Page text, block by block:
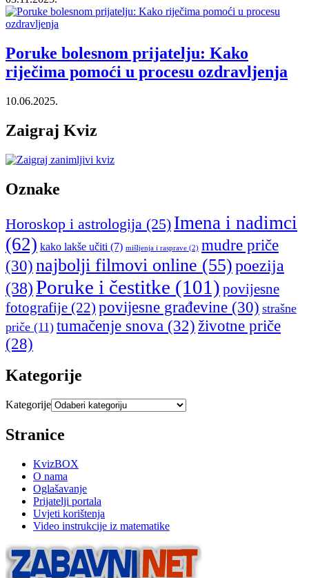
Poruke bolesnom prijatelju: Kako
riječima pomoći u procesu ozdravljenja
10.06.2025.
Zaigraj Kviz
Oznake
Horoskop i astrologija (25) Imena i nadimci
(62) kako lakše učiti (7) mišljenja i rasprave (2) mudre priče
(30) najbolji filmovi online (55)poezija
(38)Poruke i čestitke (101) povijesne
fotografije (22) povijesne građevine (30) strašne
priče (11) tumačenje snova (32) životne priče
(28)
Kategorije
Kategorije
Stranice
KvizBOX
O nama
Oglašavanje
Prijatelji portala
Uvjeti korištenja
Video instrukcije iz matematike